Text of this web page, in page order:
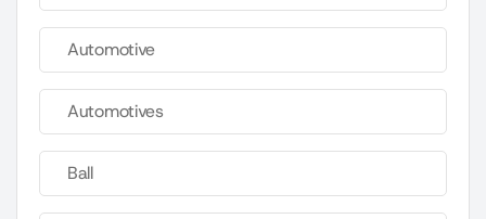
Automotive
Automotives
Ball